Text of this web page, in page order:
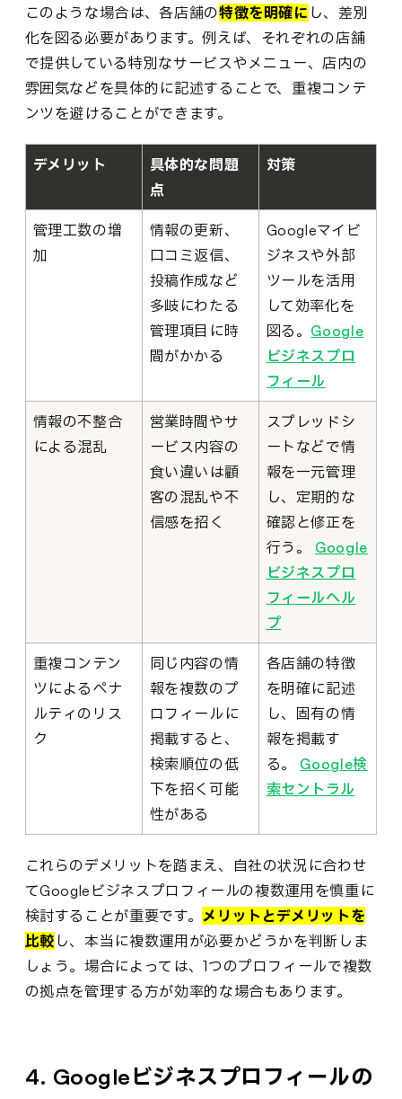
このような場合は、各店舗の特徴を明確に し、差別
化を図る必要があります。例えば、それぞれの店舗
で提供している特別なサービスやメニュー、店内の
雰囲気などを具体的に記述することで、重複コンテ
ンツを避けることができます。
デメリット
具体的な問題
点
対策
管理工数の増
加
情報の更新、
口コミ返信、
投稿作成など
多岐にわたる
管理項目に時
間がかかる
Googleマイビ
ジネスや外部
ツールを活用
して効率化を
図る。 Google
ビジネスプロ
フィール
情報の不整合
による混乱
営業時間やサ
ービス内容の
食い違いは顧
客の混乱や不
信感を招く
スプレッドシ
ートなどで情
報を一元管理
し、定期的な
確認と修正を
行う。 Google
ビジネスプロ
フィールヘル
プ
重複コンテン
ツによるペナ
ルティのリス
ク
同じ内容の情
報を複数のプ
ロフィールに
掲載すると、
検索順位の低
下を招く可能
性がある
各店舗の特徴
を明確に記述
し、固有の情
報を掲載す
る。 Google検
索セントラル
これらのデメリットを踏まえ、自社の状況に合わせ
てGoogleビジネスプロフィールの複数運用を慎重に
検討することが重要です。 メリットとデメリットを
比較 し、本当に複数運用が必要かどうかを判断しま
しょう。場合によっては、1つのプロフィールで複数
の拠点を管理する方が効率的な場合もあります。
4. Googleビジネスプロフィールの